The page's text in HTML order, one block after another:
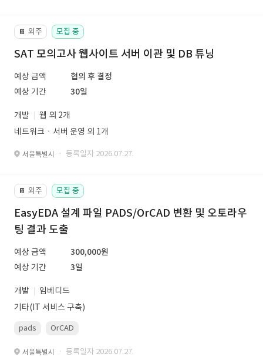
📔 외주 모집 중
SAT 모의고사 웹사이트 서버 이관 및 DB 튜닝
예상 금액
협의 후 결정
예상 기간
30일
개발
웹 외 2개
네트워크ㆍ서버 운영 외 1개
서울특별시 · 등록일자 2026.07.27.
📔 외주 모집 중
EasyEDA 설계 파일 PADS/OrCAD 변환 및 오토라우
팅 결과 도출
예상 금액
300,000원
예상 기간
3일
개발
임베디드
기타(IT 서비스 구축)
pads OrCAD
서울특별시 · 등록일자 2026.07.27.